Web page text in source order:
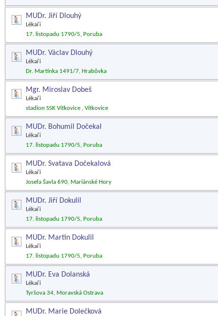
MUDr. Jiří Dlouhý
Lékaři
17. listopadu 1790/5, Poruba
MUDr. Václav Dlouhý
Lékaři
Dr. Martínka 1491/7, Hrabůvka
Mgr. Miroslav Dobeš
Lékaři
stadion SSK Vítkovice , Vítkovice
MUDr. Bohumil Dočekal
Lékaři
17. listopadu 1790/5, Poruba
MUDr. Svatava Dočekalová
Lékaři
Josefa Šavla 690, Mariánské Hory
MUDr. Jiří Dokulil
Lékaři
17. listopadu 1790/5, Poruba
MUDr. Martin Dokulil
Lékaři
17. listopadu 1790/5, Poruba
MUDr. Eva Dolanská
Lékaři
Tyršova 34, Moravská Ostrava
MUDr. Marie Dolečková